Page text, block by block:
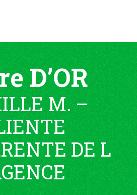
D’OR
M. –
DE L